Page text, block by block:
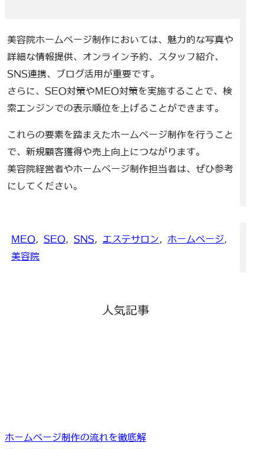
美容院ホームページ制作においては、魅力的な写真や
詳細な情報提供、オンライン予約、スタッフ紹介、
SNS連携、ブログ活用が重要です。
さらに、SEO対策やMEO対策を実施することで、検
索エンジンでの表示順位を上げることができます。
これらの要素を踏まえたホームページ制作を行うこと
で、新規顧客獲得や売上向上につながります。
美容院経営者やホームページ制作担当者は、ぜひ参考
にしてください。
MEO SEO SNS エステサロン ホームページ
美容院
人気記事
ホームページ制作の流れを徹底解